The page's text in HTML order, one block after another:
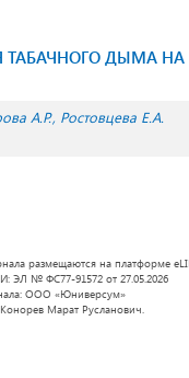
ТАБАЧНОГО ДЫМА
А.Р. Ростовцева Е.А.
размещаются на платформе
ЭЛ № ФС77-91572 от 27.05.2026
ООО «Юниверсум»
Марат Русланович.